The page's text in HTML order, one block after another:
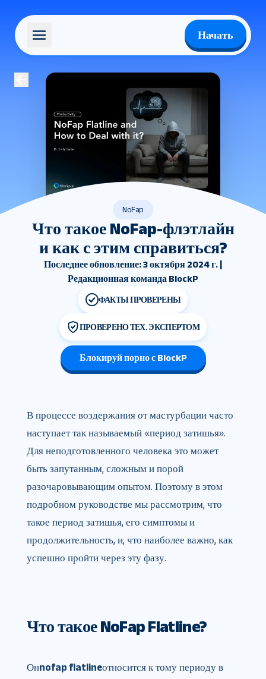
Начать
NoFap
Что такое NoFap-флэтлайн
и как с этим справиться?
Последнее обновление: 3 октября 2024 г. |
Редакционная команда BlockP
ФАКТЫ ПРОВЕРЕНЫ
ПРОВЕРЕНО ТЕХ. ЭКСПЕРТОМ
Блокируй порно с BlockP
В процессе воздержания от мастурбации часто
наступает так называемый «период затишья».
Для неподготовленного человека это может
быть запутанным, сложным и порой
разочаровывающим опытом. Поэтому в этом
подробном руководстве мы рассмотрим, что
такое период затишья, его симптомы и
продолжительность, и, что наиболее важно, как
успешно пройти через эту фазу.
Что такое NoFap Flatline?
Онnofap flatlineотносится к тому периоду в